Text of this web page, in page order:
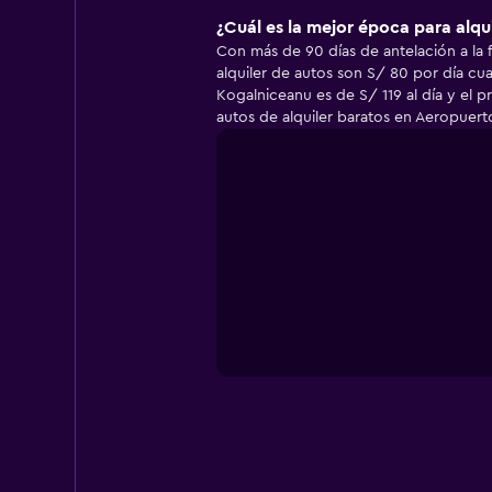
¿Cuál es la mejor época para
Con más de 90 días de antelación a
alquiler de autos son S/ 80 por día
Kogalniceanu es de S/ 119 al día y el
autos de alquiler baratos en